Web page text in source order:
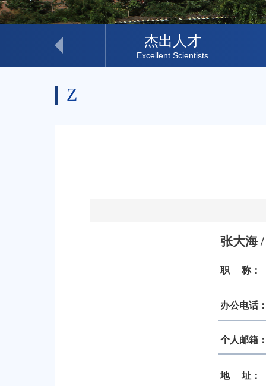
科研助理
Research Assistant
杰出人才
Excellent Scientists
Z
张大海
职 称：
办公电话
个人邮箱
地 址：